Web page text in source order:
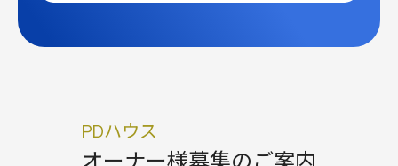
PDハウス